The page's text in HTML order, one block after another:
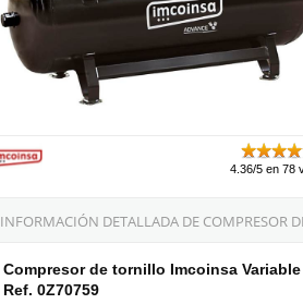
4.36/5 en 78
INFORMACIÓN DETALLADA DE COMPRESOR
Compresor de tornillo Imcoinsa
Ref. 0Z70759